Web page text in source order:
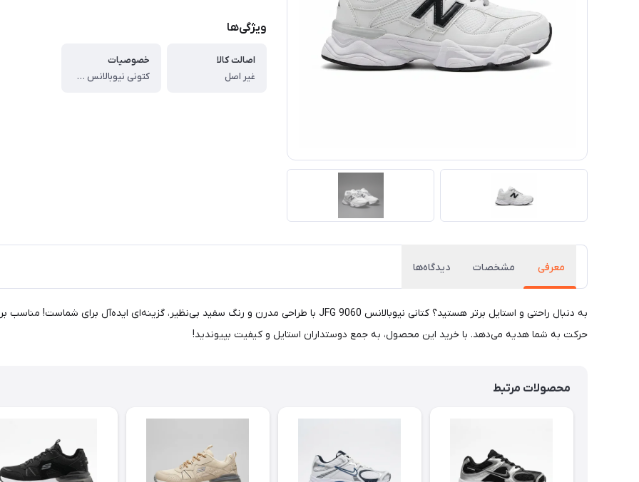
ویژگی‌ها
اصالت کالا
غیر اصل
خصوصیات
کتونی نیوبالانس JFG 9060 ، اصالت کالا : غیراصل ، برند : نیوبالانس ، مدل کالا : بندی ، رنگ : ، دوخت : چسب پرس ، جنس زیره : پی یو ، جنس رویه : تور + چرم صنعتی ، نوع کفی : معمولی ، کشور تولید کننده : ایران ، توضیحات اجمالی کالا : ، کتونی نیوبالانس از تولیدات خاص و منحصر به فرد مجموعه است و از طراحی و ساخت خوبی برخوردار است .رویه ی توری کفش و داشتن منافذ ریز قابلیت دتنفس را برای پا فراهم میکند و باعث میشود پا احساس راحتی در پیاده روی های طولانی داشته باشد. ، زیره ی PU و با کیفیت کفش قابلیت انعطاف بالا را در این مدل فراهم کرده و شکنندگی و سختی زیره در این مدل وجود ندارد. ، کار دوخت داخل خورده است.
معرفی مشخصات دیدگاه‌ها
حرکت به شما هدیه می‌دهد. با خرید این محصول، به جمع دوستداران استایل و کیفیت بپیوندید!
محصولات مرتبط